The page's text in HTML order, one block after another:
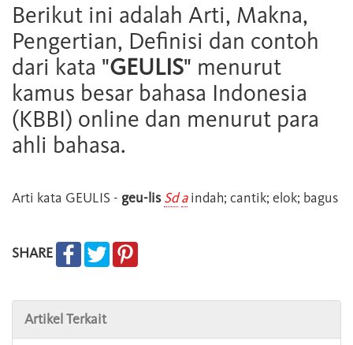
Berikut ini adalah Arti, Makna,
Pengertian, Definisi dan contoh
dari kata "GEULIS" menurut
kamus besar bahasa Indonesia
(KBBI) online dan menurut para
ahli bahasa.
Arti kata GEULIS - geu-lis Sd a indah; cantik; elok; bagus
SHARE
Artikel Terkait